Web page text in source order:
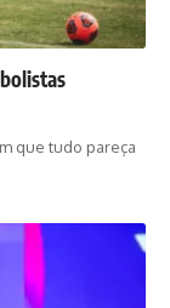
que tudo pareça